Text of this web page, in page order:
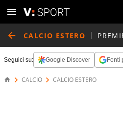
CALCIO ESTERO
Seguici su: Google Discover Fonti
CALCIO CALCIO ESTERO